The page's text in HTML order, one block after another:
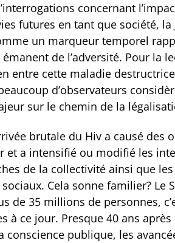
concernant
futures en tant que société,
un marqueur temporel
de l’adversité. Pour la
entre cette maladie
d’observateurs
sur le chemin de la
brutale du Hiv a causé des
et a intensifié ou modifié les
de la collectivité ainsi que
Cela sonne familier? Le
de 35 millions de personnes,
à ce jour. Presque 40 ans après
conscience publique, les